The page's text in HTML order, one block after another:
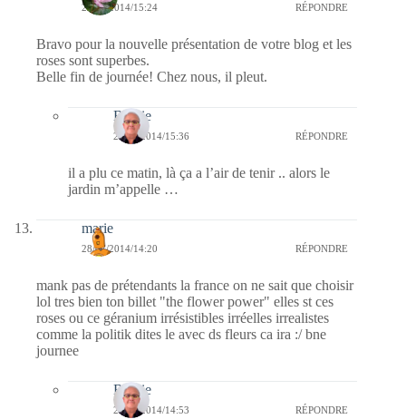
28/07/2014/15:24 RÉPONDRE
Bravo pour la nouvelle présentation de votre blog et les
roses sont superbes.
Belle fin de journée! Chez nous, il pleut.
Bernie
28/07/2014/15:36 RÉPONDRE
il a plu ce matin, là ça a l’air de tenir .. alors le
jardin m’appelle …
marie
28/07/2014/14:20 RÉPONDRE
mank pas de prétendants la france on ne sait que choisir
lol tres bien ton billet "the flower power" elles st ces
roses ou ce géranium irrésistibles irréelles irrealistes
comme la politik dites le avec ds fleurs ca ira :/ bne
journee
Bernie
28/07/2014/14:53 RÉPONDRE